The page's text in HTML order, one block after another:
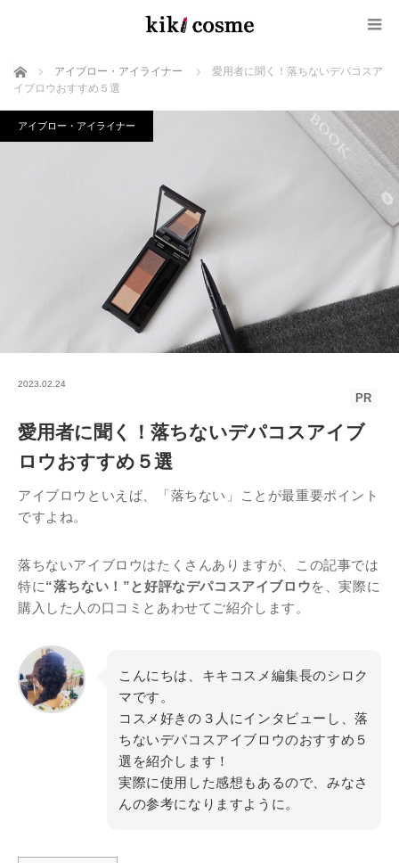
ホーム アイブロー・アイライナー
愛用者に聞く！落ちないデパコスア
イブロウおすすめ５選
アイブロー・アイライナー
2023.02.24
PR
愛用者に聞く！落ちないデパコスアイブ
ロウおすすめ５選
アイブロウといえば、「落ちない」ことが最重要ポイント
ですよね。
落ちないアイブロウはたくさんありますが、この記事では
特に“落ちない！”と好評なデパコスアイブロウを、実際に
購入した人の口コミとあわせてご紹介します。
こんにちは、キキコスメ編集長のシロク
マです。
コスメ好きの３人にインタビューし、落
ちないデパコスアイブロウのおすすめ５
選を紹介します！
実際に使用した感想もあるので、みなさ
んの参考になりますように。